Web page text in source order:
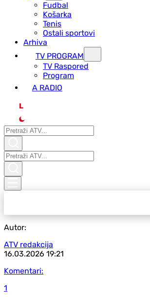
Fudbal
Košarka
Tenis
Ostali sportovi
Arhiva
TV PROGRAM
ТV Raspored
Program
A RADIO
L
Autor:
ATV redakcija
16.03.2026 19:21
Komentari:
1